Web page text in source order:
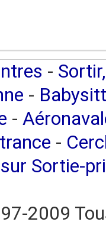
-
-
-
-
Sortie-
2009